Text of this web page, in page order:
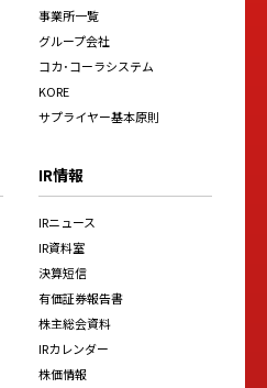
事業所一覧
グループ会社
コカ･コーラシステム
KORE
サプライヤー基本原則
IR情報
IRニュース
IR資料室
決算短信
有価証券報告書
株主総会資料
IRカレンダー
株価情報